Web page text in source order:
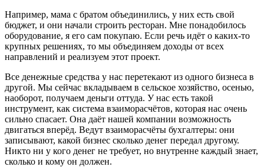
Например, мама с братом объединились, у них есть свой
бюджет, и они начали строить ресторан. Мне понадобилось
оборудование, я его сам покупаю. Если речь идёт о каких-то
крупных решениях, то мы объединяем доходы от всех
направлений и реализуем этот проект.
Все денежные средства у нас перетекают из одного бизнеса в
другой. Мы сейчас вкладываем в сельское хозяйство, осенью,
наоборот, получаем деньги оттуда. У нас есть такой
инструмент, как система взаиморасчётов, которая нас очень
сильно спасает. Она даёт нашей компании возможность
двигаться вперёд. Ведут взаиморасчёты бухгалтеры: они
записывают, какой бизнес сколько денег передал другому.
Никто ни у кого денег не требует, но внутренне каждый знает,
сколько и кому он должен.